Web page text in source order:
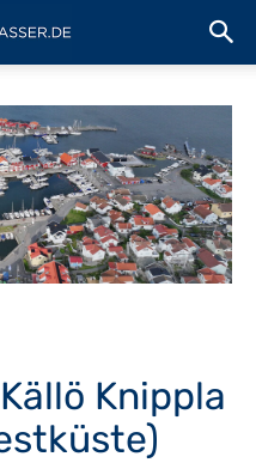
Knippla